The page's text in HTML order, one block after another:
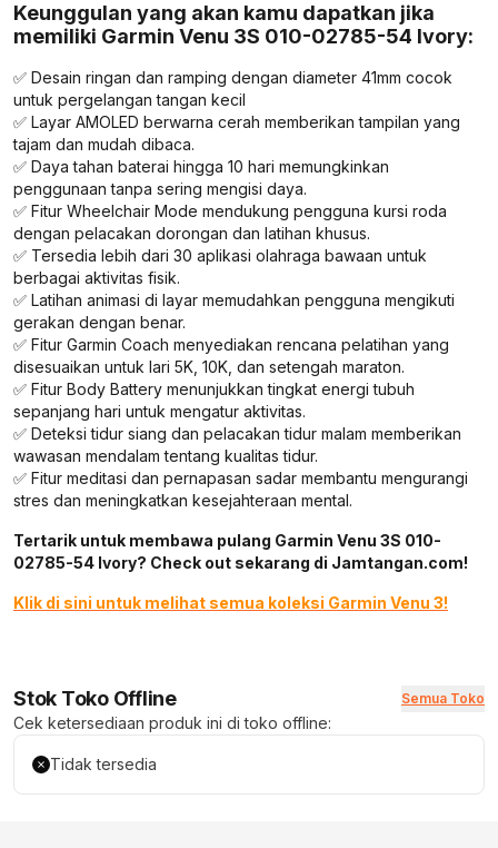
Keunggulan yang akan kamu dapatkan jika
memiliki Garmin Venu 3S 010-02785-54 Ivory:
✅ Desain ringan dan ramping dengan diameter 41mm cocok
untuk pergelangan tangan kecil
✅ Layar AMOLED berwarna cerah memberikan tampilan yang
tajam dan mudah dibaca.
✅ Daya tahan baterai hingga 10 hari memungkinkan
penggunaan tanpa sering mengisi daya.
✅ Fitur Wheelchair Mode mendukung pengguna kursi roda
dengan pelacakan dorongan dan latihan khusus.
✅ Tersedia lebih dari 30 aplikasi olahraga bawaan untuk
berbagai aktivitas fisik.
✅ Latihan animasi di layar memudahkan pengguna mengikuti
gerakan dengan benar.
✅ Fitur Garmin Coach menyediakan rencana pelatihan yang
disesuaikan untuk lari 5K, 10K, dan setengah maraton.
✅ Fitur Body Battery menunjukkan tingkat energi tubuh
sepanjang hari untuk mengatur aktivitas.
✅ Deteksi tidur siang dan pelacakan tidur malam memberikan
wawasan mendalam tentang kualitas tidur.
✅ Fitur meditasi dan pernapasan sadar membantu mengurangi
stres dan meningkatkan kesejahteraan mental.
Tertarik untuk membawa pulang Garmin Venu 3S 010-
02785-54 Ivory? Check out sekarang di Jamtangan.com!
Klik di sini untuk melihat semua koleksi Garmin Venu 3!
Stok Toko Offline Semua Toko
Cek ketersediaan produk ini di toko offline:
Tidak tersedia